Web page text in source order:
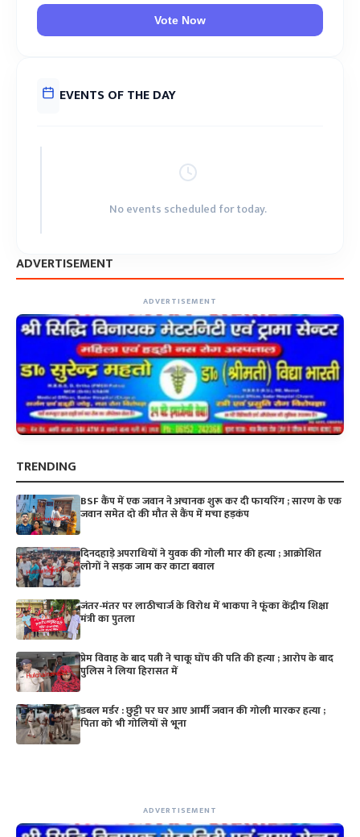
Vote Now
EVENTS OF THE DAY
No events scheduled for today.
ADVERTISEMENT
ADVERTISEMENT
TRENDING
BSF कैंप में एक जवान ने अचानक शुरू कर दी फायरिंग ; सारण के एक
जवान समेत दो की मौत से कैंप में मचा हड़कंप
दिनदहाड़े अपराधियों ने युवक की गोली मार की हत्या ; आक्रोशित
लोगों ने सड़क जाम कर काटा बवाल
जंतर-मंतर पर लाठीचार्ज के विरोध में भाकपा ने फूंका केंद्रीय शिक्षा
मंत्री का पुतला
प्रेम विवाह के बाद पत्नी ने चाकू घोंप की पति की हत्या ; आरोप के बाद
पुलिस ने लिया हिरासत में
डबल मर्डर : छुट्टी पर घर आए आर्मी जवान की गोली मारकर हत्या ;
पिता को भी गोलियों से भूना
ADVERTISEMENT